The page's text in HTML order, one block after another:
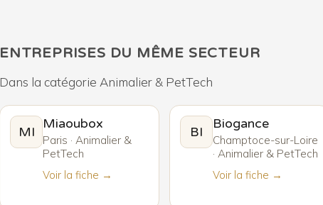
ENTREPRISES DU MÊME SECTEUR
Dans la catégorie Animalier & PetTech
MI
Miaoubox
Paris · Animalier &
PetTech
Voir la fiche →
BI
Biogance
Champtoce-sur-Loire
· Animalier & PetTech
Voir la fiche →